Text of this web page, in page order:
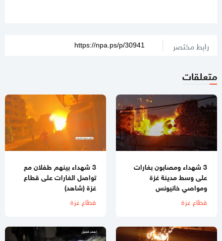
رابط مختصر
متعلقات
3 شهداء ومصابون بغارات
على وسط مدينة غزة
ومواصي خانيونس
قطاع غزة
3 شهداء بينهم طفلان مع
تواصل الغارات على قطاع
غزة (شاهد)
قطاع غزة